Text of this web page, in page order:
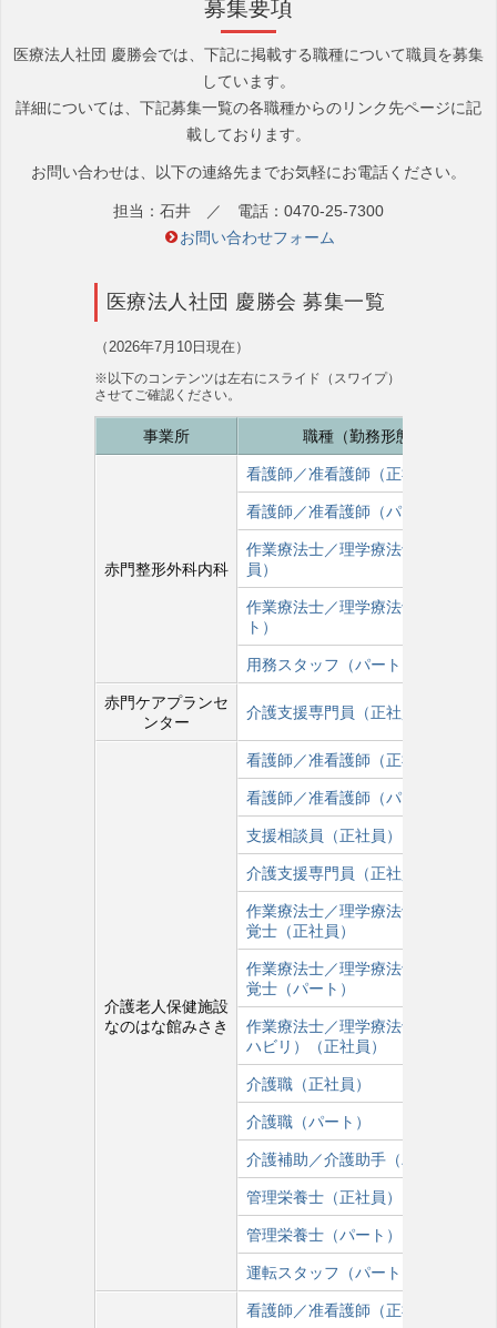
募集要項
医療法人社団 慶勝会では、下記に掲載する職種について職員を募集
しています。
詳細については、下記募集一覧の各職種からのリンク先ページに記
載しております。
お問い合わせは、以下の連絡先までお気軽にお電話ください。
担当：石井 ／ 電話：0470-25-7300
お問い合わせフォーム
医療法人社団 慶勝会 募集一覧
（2026年7月10日現在）
※以下のコンテンツは左右にスライド（スワイプ）
させてご確認ください。
事業所 職種（勤務形態）
赤門整形外科内科
看護師／准看護師（正社員）
看護師／准看護師（パート）
作業療法士／理学療法士（正社
員）
作業療法士／理学療法士（パー
ト）
用務スタッフ（パート）
赤門ケアプランセ
ンター
介護支援専門員（正社員）
介護老人保健施設
なのはな館みさき
看護師／准看護師（正社員）
看護師／准看護師（パート）
支援相談員（正社員）
介護支援専門員（正社員）
作業療法士／理学療法士／言語聴
覚士（正社員）
作業療法士／理学療法士／言語聴
覚士（パート）
作業療法士／理学療法士（訪問リ
ハビリ）（正社員）
介護職（正社員）
介護職（パート）
介護補助／介護助手（パート）
管理栄養士（正社員）
管理栄養士（パート）
運転スタッフ（パート）
看護師／准看護師（正社員）